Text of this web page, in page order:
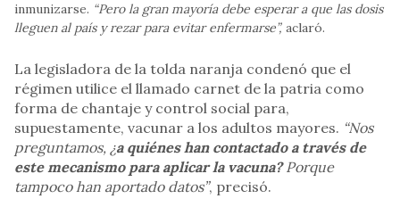
inmunizarse. “Pero la gran mayoría debe esperar a que las dosis
lleguen al país y rezar para evitar enfermarse”, aclaró.
La legisladora de la tolda naranja condenó que el
régimen utilice el llamado carnet de la patria como
forma de chantaje y control social para,
supuestamente, vacunar a los adultos mayores. “Nos
preguntamos, ¿a quiénes han contactado a través de
este mecanismo para aplicar la vacuna?Porque
tampoco han aportado datos”, precisó.